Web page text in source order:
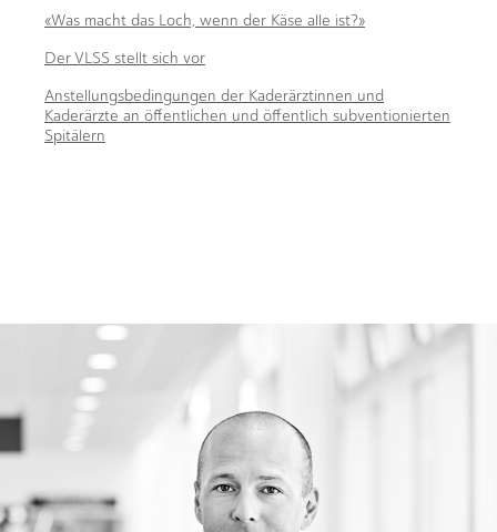
«Was macht das Loch, wenn der Käse alle ist?»
Der VLSS stellt sich vor
Anstellungsbedingungen der Kaderärztinnen und
Kaderärzte an öffentlichen und öffentlich subventionierten
Spitälern